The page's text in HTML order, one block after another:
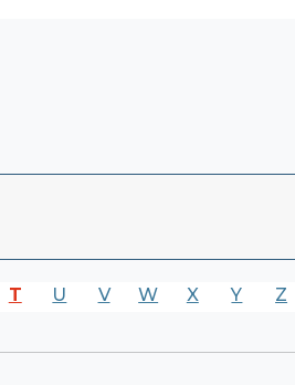
T U V W X Y Z